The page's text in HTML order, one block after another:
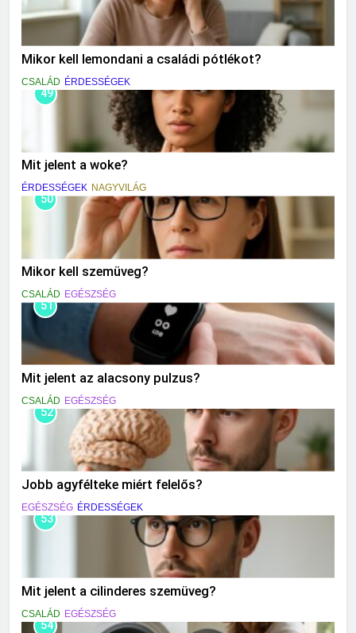
Mikor kell lemondani a családi pótlékot?
CSALÁD ÉRDESSÉGEK
49
Mit jelent a woke?
ÉRDESSÉGEK NAGYVILÁG
50
Mikor kell szemüveg?
CSALÁD EGÉSZSÉG
51
Mit jelent az alacsony pulzus?
CSALÁD EGÉSZSÉG
52
Jobb agyfélteke miért felelős?
EGÉSZSÉG ÉRDESSÉGEK
53
Mit jelent a cilinderes szemüveg?
CSALÁD EGÉSZSÉG
54